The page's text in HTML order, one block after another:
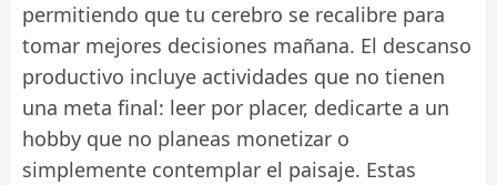
permitiendo que tu cerebro se recalibre para
tomar mejores decisiones mañana. El descanso
productivo incluye actividades que no tienen
una meta final: leer por placer, dedicarte a un
hobby que no planeas monetizar o
simplemente contemplar el paisaje. Estas